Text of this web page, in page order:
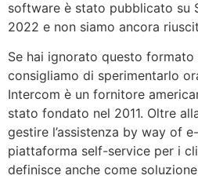
software è stato pubblicato su
2022 e non siamo ancora
Se hai ignorato questo
consigliamo di sperimentarlo
Intercom è un fornitore
stato fondato nel 2011. Oltre
gestire l’assistenza by way of
piattaforma self-service per i
definisce anche come